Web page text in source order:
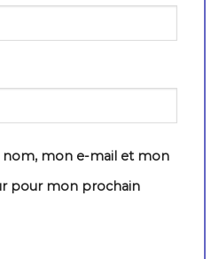
nom, mon e-mail et mon
pour mon prochain